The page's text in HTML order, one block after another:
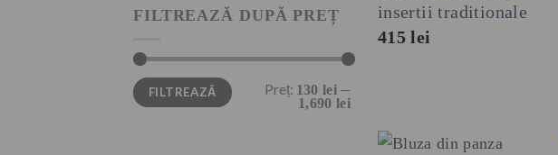
FILTREAZĂ DUPĂ PREȚ
Preț
minim
Preț
maxim
FILTREAZĂ Preț: 130 lei —
1,690 lei
insertii traditionale
415lei